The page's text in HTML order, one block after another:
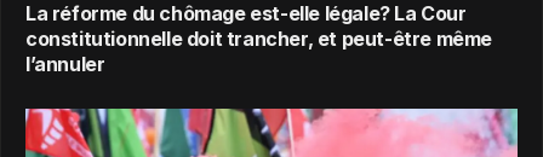
La réforme du chômage est-elle légale? La Cour
constitutionnelle doit trancher, et peut-être même
l’annuler